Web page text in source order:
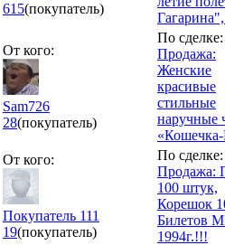
615(покупатель)
От кого:
Sam726
28(покупатель)
По сделке:
Продажа:
Женские
красивые
стильные
наручные
От кого:
Покупатель 111
19(покупатель)
По сделке:
Продажа:
100 штук,
Корешок
Билетов
1994г.!!!